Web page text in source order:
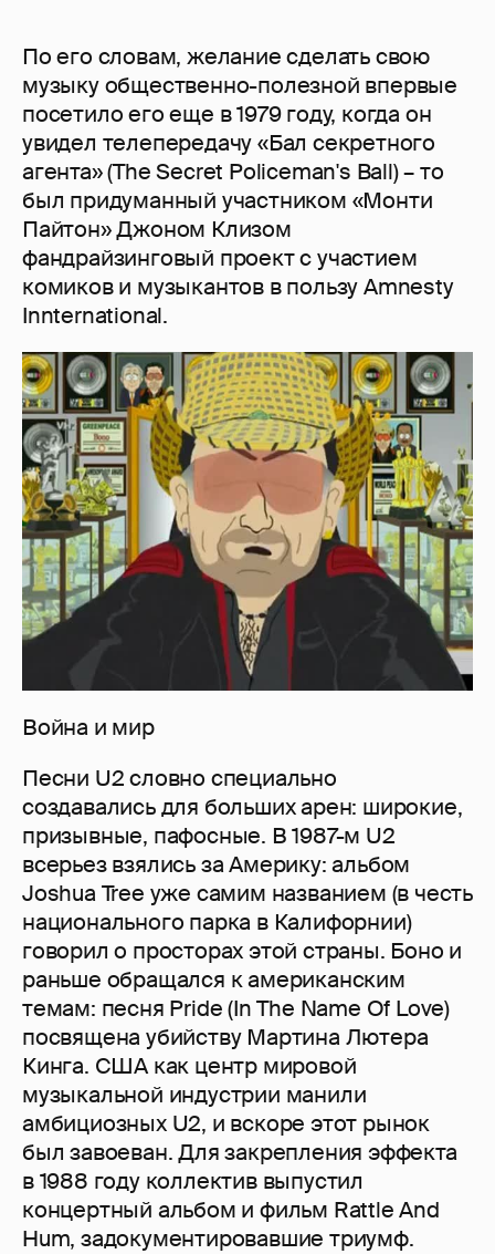
По его словам, желание сделать свою
музыку общественно-полезной впервые
посетило его еще в 1979 году, когда он
увидел телепередачу «Бал секретного
агента» (The Secret Policeman's Ball) – то
был придуманный участником «Монти
Пайтон» Джоном Клизом
фандрайзинговый проект с участием
комиков и музыкантов в пользу Amnesty
Innternational.
Война и мир
Песни U2 словно специально
создавались для больших арен: широкие,
призывные, пафосные. В 1987-м U2
всерьез взялись за Америку: альбом
Joshua Tree уже самим названием (в честь
национального парка в Калифорнии)
говорил о просторах этой страны. Боно и
раньше обращался к американским
темам: песня Pride (In The Name Of Love)
посвящена убийству Мартина Лютера
Кинга. США как центр мировой
музыкальной индустрии манили
амбициозных U2, и вскоре этот рынок
был завоеван. Для закрепления эффекта
в 1988 году коллектив выпустил
концертный альбом и фильм Rattle And
Hum, задокументировавшие триумф.